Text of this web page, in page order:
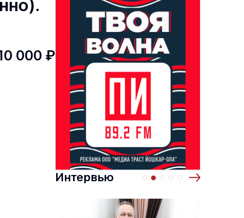
000 ₽
Интервью